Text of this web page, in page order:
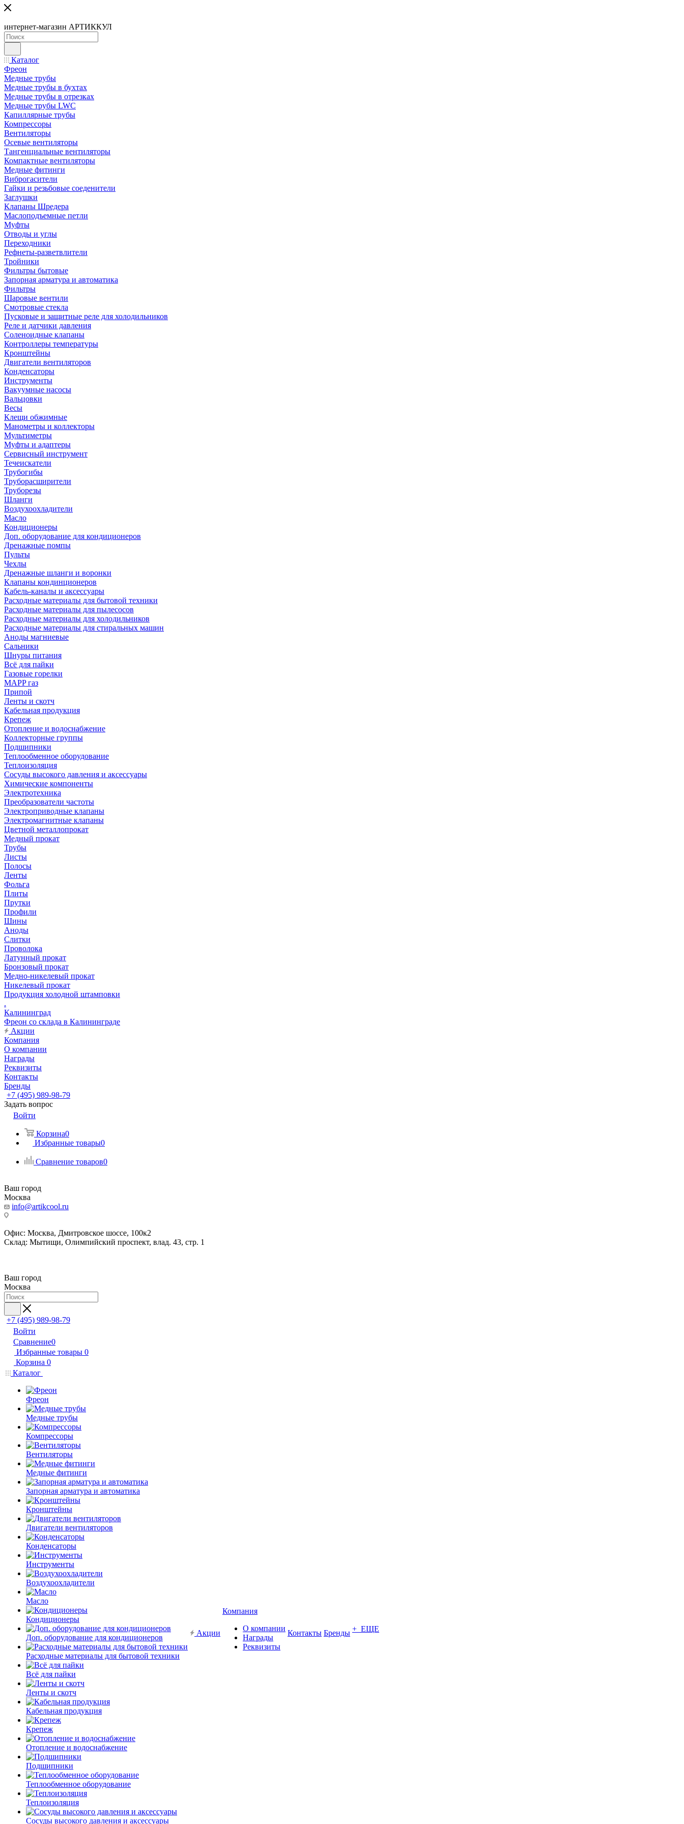
интернет-магазин АРТИККУЛ
Каталог
Фреон
Медные трубы
Медные трубы в бухтах
Медные трубы в отрезках
Медные трубы LWC
Капиллярные трубы
Компрессоры
Вентиляторы
Осевые вентиляторы
Тангенциальные вентиляторы
Компактные вентиляторы
Медные фитинги
Виброгасители
Гайки и резьбовые соеденители
Заглушки
Клапаны Шредера
Маслоподъемные петли
Муфты
Отводы и углы
Переходники
Рефнеты-разветвлители
Тройники
Фильтры бытовые
Запорная арматура и автоматика
Фильтры
Шаровые вентили
Смотровые стекла
Пусковые и защитные реле для холодильников
Реле и датчики давления
Соленоидные клапаны
Контроллеры температуры
Кронштейны
Двигатели вентиляторов
Конденсаторы
Инструменты
Вакуумные насосы
Вальцовки
Весы
Клещи обжимные
Манометры и коллекторы
Мультиметры
Муфты и адаптеры
Сервисный инструмент
Течеискатели
Трубогибы
Труборасширители
Труборезы
Шланги
Воздухоохладители
Масло
Кондиционеры
Доп. оборудование для кондиционеров
Дренажные помпы
Пульты
Чехлы
Дренажные шланги и воронки
Клапаны кондинционеров
Кабель-каналы и аксессуары
Расходные материалы для бытовой техники
Расходные материалы для пылесосов
Расходные материалы для холодильников
Расходные материалы для стиральных машин
Аноды магниевые
Сальники
Шнуры питания
Всё для пайки
Газовые горелки
MAPP газ
Припой
Ленты и скотч
Кабельная продукция
Крепеж
Отопление и водоснабжение
Коллекторные группы
Подшипники
Теплообменное оборудование
Теплоизоляция
Сосуды высокого давления и аксессуары
Химические компоненты
Электротехника
Преобразователи частоты
Электроприводные клапаны
Электромагнитные клапаны
Цветной металлопрокат
Медный прокат
Трубы
Листы
Полосы
Ленты
Фольга
Плиты
Прутки
Профили
Шины
Аноды
Слитки
Проволока
Латунный прокат
Бронзовый прокат
Медно-никелевый прокат
Никелевый прокат
Продукция холодной штамповки
.
Калининград
Фреон со склада в Калининграде
Акции
Компания
О компании
Награды
Реквизиты
Контакты
Бренды
+7 (495) 989-98-79
Задать вопрос
Войти
Корзина0
Избранные товары0
Сравнение товаров0
Ваш город
Москва
info@artikcool.ru
Офис: Москва, Дмитровское шоссе, 100к2
Склад: Мытищи, Олимпийский проспект, влад. 43, стр. 1
Ваш город
Москва
+7 (495) 989-98-79
Войти
Сравнение0
Избранные товары 0
Корзина 0
Каталог
Фреон
Медные трубы
Компрессоры
Вентиляторы
Медные фитинги
Запорная арматура и автоматика
Кронштейны
Двигатели вентиляторов
Конденсаторы
Инструменты
Воздухоохладители
Масло
Кондиционеры
Доп. оборудование для кондиционеров
Расходные материалы для бытовой техники
Всё для пайки
Ленты и скотч
Кабельная продукция
Крепеж
Отопление и водоснабжение
Подшипники
Теплообменное оборудование
Теплоизоляция
Сосуды высокого давления и аксессуары
Акции
Компания
О компании
Награды
Реквизиты
Контакты Бренды + ЕЩЕ